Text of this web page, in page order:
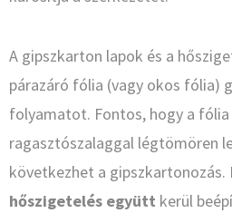
A gipszkarton lapok és a
párazáró fólia (vagy okos fólia)
folyamatot. Fontos, hogy a
ragasztószalaggal légtömören
következhet a gipszkartonozás.
hőszigetelés együtt kerül